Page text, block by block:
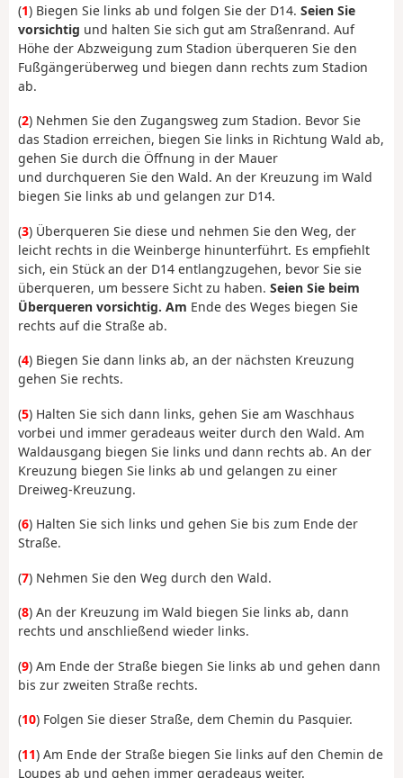
(1) Biegen Sie links ab und folgen Sie der D14. Seien Sie
vorsichtig und halten Sie sich gut am Straßenrand. Auf
Höhe der Abzweigung zum Stadion überqueren Sie den
Fußgängerüberweg und biegen dann rechts zum Stadion
ab.
(2) Nehmen Sie den Zugangsweg zum Stadion. Bevor Sie
das Stadion erreichen, biegen Sie links in Richtung Wald ab,
gehen Sie durch die Öffnung in der Mauer
und durchqueren Sie den Wald. An der Kreuzung im Wald
biegen Sie links ab und gelangen zur D14.
(3) Überqueren Sie diese und nehmen Sie den Weg, der
leicht rechts in die Weinberge hinunterführt. Es empfiehlt
sich, ein Stück an der D14 entlangzugehen, bevor Sie sie
überqueren, um bessere Sicht zu haben. Seien Sie beim
Überqueren vorsichtig. Am Ende des Weges biegen Sie
rechts auf die Straße ab.
(4) Biegen Sie dann links ab, an der nächsten Kreuzung
gehen Sie rechts.
(5) Halten Sie sich dann links, gehen Sie am Waschhaus
vorbei und immer geradeaus weiter durch den Wald. Am
Waldausgang biegen Sie links und dann rechts ab. An der
Kreuzung biegen Sie links ab und gelangen zu einer
Dreiweg-Kreuzung.
(6) Halten Sie sich links und gehen Sie bis zum Ende der
Straße.
(7) Nehmen Sie den Weg durch den Wald.
(8) An der Kreuzung im Wald biegen Sie links ab, dann
rechts und anschließend wieder links.
(9) Am Ende der Straße biegen Sie links ab und gehen dann
bis zur zweiten Straße rechts.
(10) Folgen Sie dieser Straße, dem Chemin du Pasquier.
(11) Am Ende der Straße biegen Sie links auf den Chemin de
Loupes ab und gehen immer geradeaus weiter.